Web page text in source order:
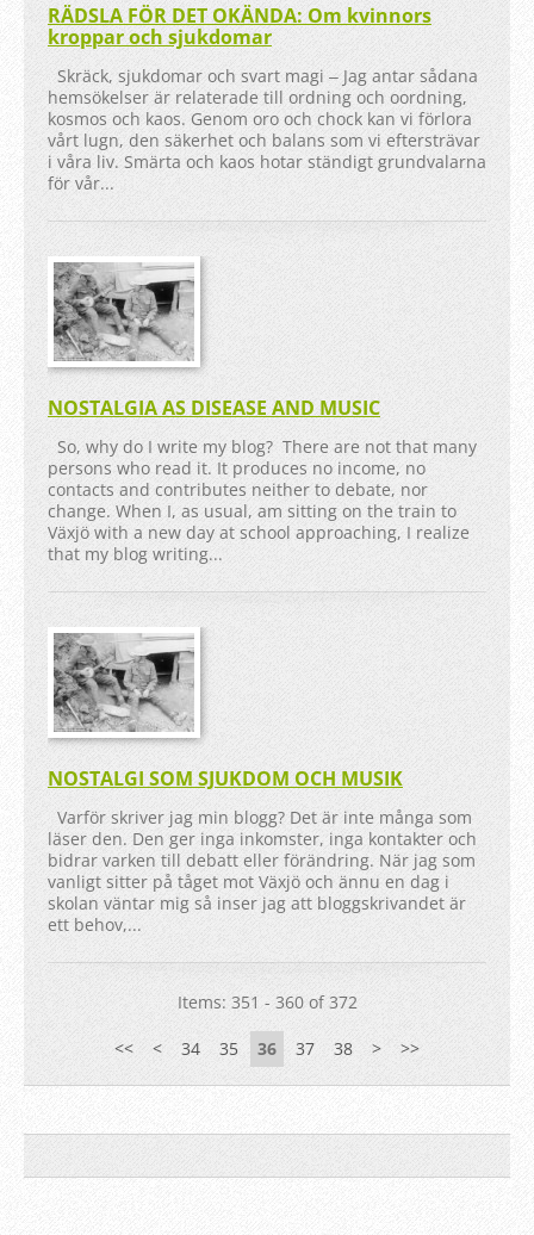
RÄDSLA FÖR DET OKÄNDA: Om kvinnors
kroppar och sjukdomar
Skräck, sjukdomar och svart magi ‒ Jag antar sådana
hemsökelser är relaterade till ordning och oordning,
kosmos och kaos. Genom oro och chock kan vi förlora
vårt lugn, den säkerhet och balans som vi eftersträvar
i våra liv. Smärta och kaos hotar ständigt grundvalarna
för vår...
NOSTALGIA AS DISEASE AND MUSIC
So, why do I write my blog? There are not that many
persons who read it. It produces no income, no
contacts and contributes neither to debate, nor
change. When I, as usual, am sitting on the train to
Växjö with a new day at school approaching, I realize
that my blog writing...
NOSTALGI SOM SJUKDOM OCH MUSIK
Varför skriver jag min blogg? Det är inte många som
läser den. Den ger inga inkomster, inga kontakter och
bidrar varken till debatt eller förändring. När jag som
vanligt sitter på tåget mot Växjö och ännu en dag i
skolan väntar mig så inser jag att bloggskrivandet är
ett behov,...
Items: 351 - 360 of 372
<< < 34 35 36 37 38 > >>